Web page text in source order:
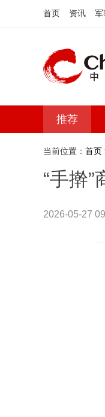
首页 资讯 军
推荐
当前位置： 首页
“手擀
2026-05-27